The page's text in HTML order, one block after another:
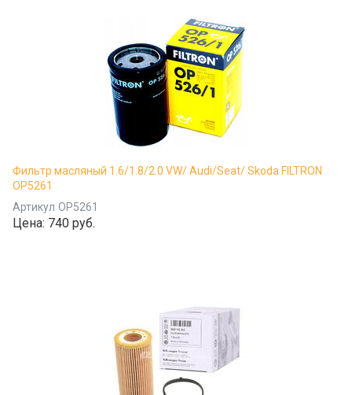
Фильтр масляный 1.6/1.8/2.0 VW/ Audi/Seat/ Skoda FILTRON
OP5261
Артикул OP5261
Цена: 740 руб.